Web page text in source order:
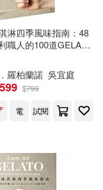
淋四季風味指南：48
職人的100道GELATO
羅柏蘭諾 吳宜庭
599 $799
電
試閱